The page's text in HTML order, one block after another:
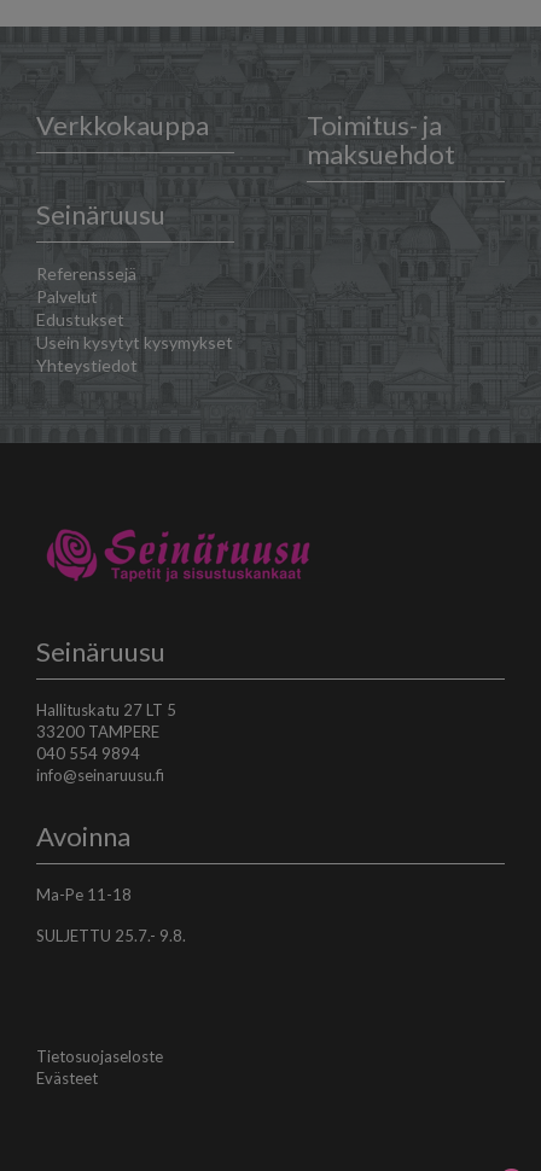
Verkkokauppa
Toimitus- ja
maksuehdot
Seinäruusu
Referenssejä
Palvelut
Edustukset
Usein kysytyt kysymykset
Yhteystiedot
Seinäruusu
Hallituskatu 27 LT 5
33200 TAMPERE
040 554 9894
info@seinaruusu.fi
Avoinna
Ma-Pe 11-18
SULJETTU 25.7.- 9.8.
Tietosuojaseloste
Evästeet